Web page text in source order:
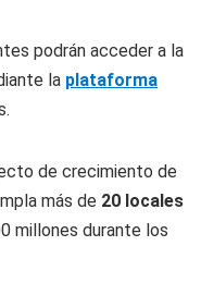
podrán acceder a la
la plataforma
de crecimiento de
más de 20 locales
millones durante los